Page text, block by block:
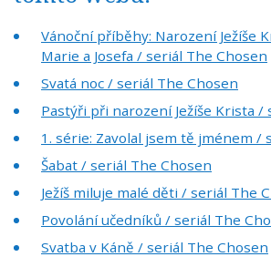
Vánoční příběhy: Narození Ježíše
Marie a Josefa / seriál The Chosen
Svatá noc / seriál The Chosen
Pastýři při narození Ježíše Krista /
1. série: Zavolal jsem tě jménem /
Šabat / seriál The Chosen
Ježíš miluje malé děti / seriál The
Povolání učedníků / seriál The
Svatba v Káně / seriál The Chosen